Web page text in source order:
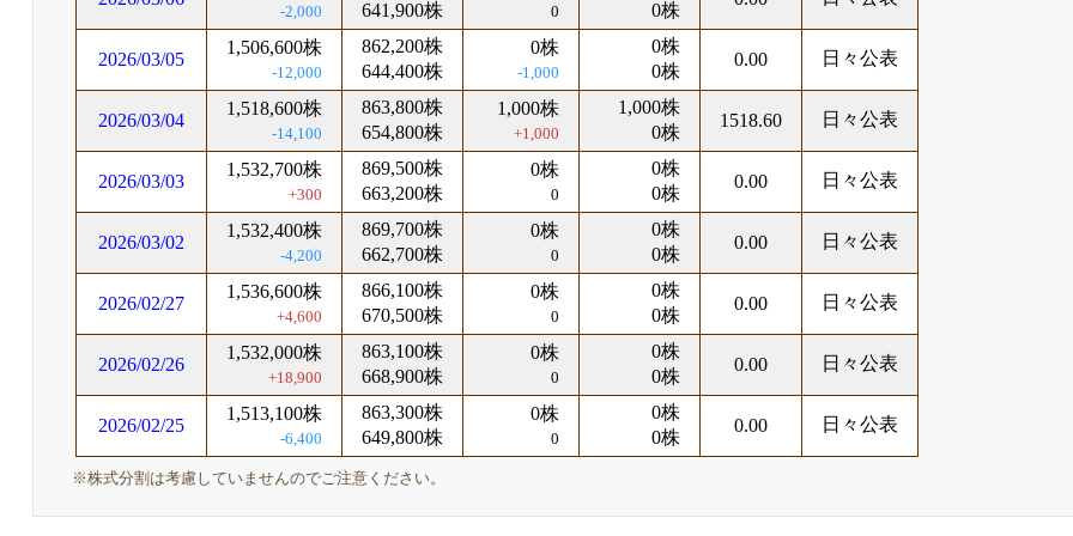
-2,000
641,900株
0
0株
2026/03/05
1,506,600株
-12,000
862,200株
644,400株
0株
-1,000
0株
0株
0.00 日々公表
2026/03/04
1,518,600株
-14,100
863,800株
654,800株
1,000株
+1,000
1,000株
0株
1518.60 日々公表
2026/03/03
1,532,700株
+300
869,500株
663,200株
0株
0
0株
0株
0.00 日々公表
2026/03/02
1,532,400株
-4,200
869,700株
662,700株
0株
0
0株
0株
0.00 日々公表
2026/02/27
1,536,600株
+4,600
866,100株
670,500株
0株
0
0株
0株
0.00 日々公表
2026/02/26
1,532,000株
+18,900
863,100株
668,900株
0株
0
0株
0株
0.00 日々公表
2026/02/25
1,513,100株
-6,400
863,300株
649,800株
0株
0
0株
0株
0.00 日々公表
※株式分割は考慮していませんのでご注意ください。